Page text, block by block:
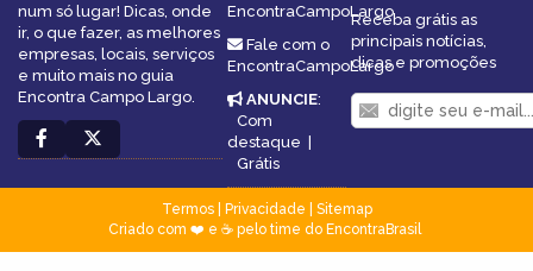
num só lugar! Dicas, onde
ir, o que fazer, as melhores
empresas, locais, serviços
e muito mais no guia
Encontra Campo Largo.
EncontraCampoLargo
Fale com o
EncontraCampoLargo
ANUNCIE:
Com
destaque |
Grátis
Receba grátis as
principais notícias,
dicas e promoções
Termos| Privacidade
Sitemap
Criado com ❤️ e ☕ pelo time do EncontraBrasil